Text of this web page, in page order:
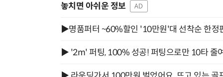
놓치면 아쉬운 정보 AD
▶명품퍼터 ~60%할인 '10만원'대 선착순 한정
▶ '2m' 퍼팅, 100% 성공! 퍼팅으로만 10타 줄